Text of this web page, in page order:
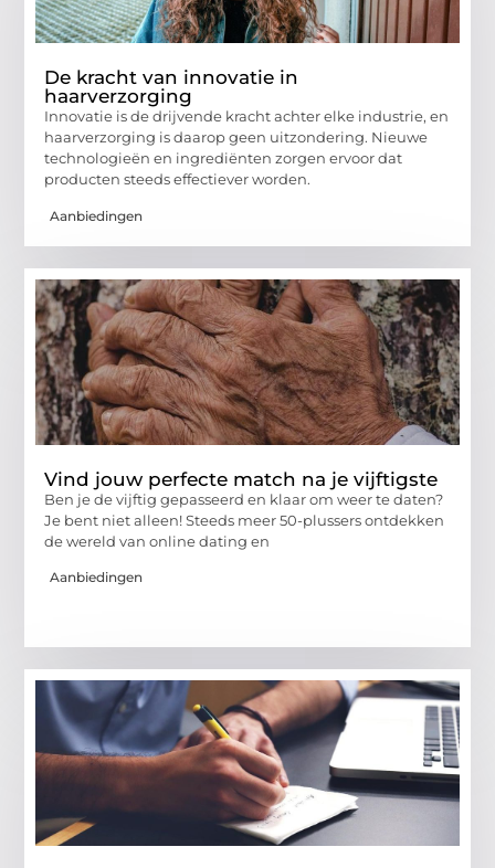
De kracht van innovatie in
haarverzorging
Innovatie is de drijvende kracht achter elke industrie, en
haarverzorging is daarop geen uitzondering. Nieuwe
technologieën en ingrediënten zorgen ervoor dat
producten steeds effectiever worden.
Aanbiedingen
Vind jouw perfecte match na je vijftigste
Ben je de vijftig gepasseerd en klaar om weer te daten?
Je bent niet alleen! Steeds meer 50-plussers ontdekken
de wereld van online dating en
Aanbiedingen